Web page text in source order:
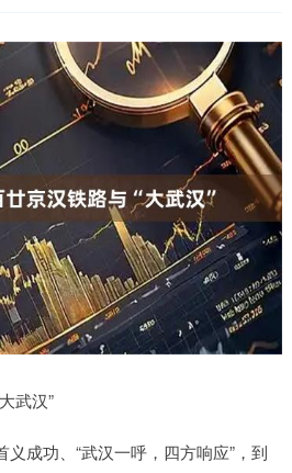
武汉”
成功、“武汉一呼，四方响应”，到